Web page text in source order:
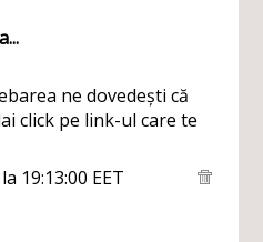
ne dovedești că
click pe link-ul care te
19:13:00 EET